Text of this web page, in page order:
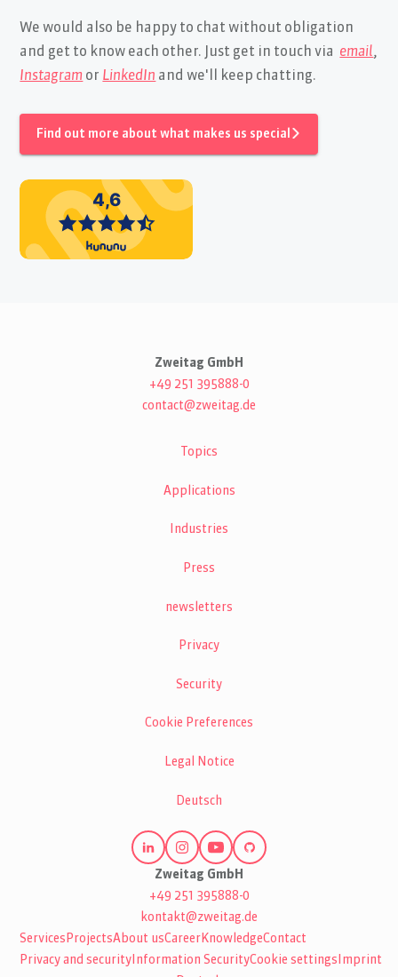
We would also be happy to chat without obligation
and get to know each other. Just get in touch via email,
Instagram or LinkedIn and we'll keep chatting.
Find out more about what makes us special
Zweitag GmbH
+49 251 395888-0
contact@zweitag.de
Topics
Applications
Industries
Press
newsletters
Privacy
Security
Cookie Preferences
Legal Notice
Deutsch
Zweitag GmbH
+49 251 395888-0
kontakt@zweitag.de
Services ProjectsAbout usCareer KnowledgeContact
Privacy and security Information SecurityCookie settings Imprint